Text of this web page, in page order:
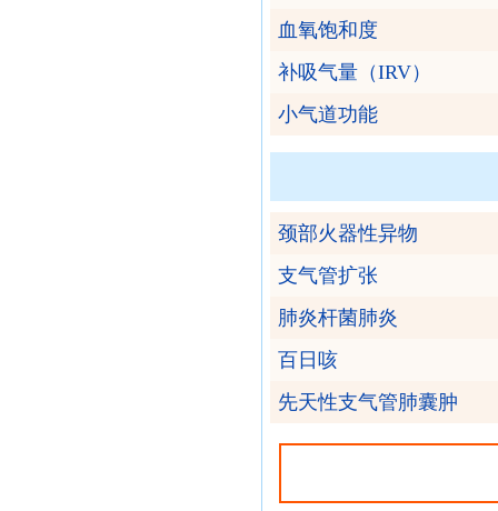
血氧饱和度
补吸气量（IRV）
小气道功能
颈部火器性异物
支气管扩张
肺炎杆菌肺炎
百日咳
先天性支气管肺囊肿